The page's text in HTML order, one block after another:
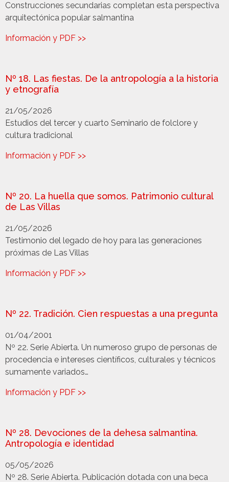
Construcciones secundarias completan esta perspectiva
arquitectónica popular salmantina
Información y PDF >>
Nº 18. Las fiestas. De la antropología a la historia
y etnografía
21/05/2026
Estudios del tercer y cuarto Seminario de folclore y
cultura tradicional
Información y PDF >>
Nº 20. La huella que somos. Patrimonio cultural
de Las Villas
21/05/2026
Testimonio del legado de hoy para las generaciones
próximas de Las Villas
Información y PDF >>
Nº 22. Tradición. Cien respuestas a una pregunta
01/04/2001
Nº 22. Serie Abierta. Un numeroso grupo de personas de
procedencia e intereses científicos, culturales y técnicos
sumamente variados…
Información y PDF >>
Nº 28. Devociones de la dehesa salmantina.
Antropología e identidad
05/05/2026
Nº 28. Serie Abierta. Publicación dotada con una beca